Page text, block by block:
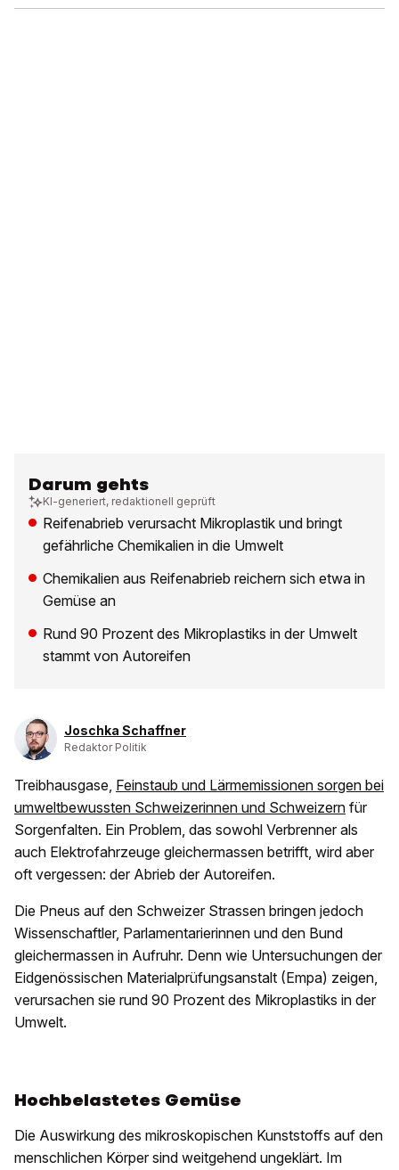
Darum gehts
KI-generiert, redaktionell geprüft
Reifenabrieb verursacht Mikroplastik und bringt
gefährliche Chemikalien in die Umwelt
Chemikalien aus Reifenabrieb reichern sich etwa in
Gemüse an
Rund 90 Prozent des Mikroplastiks in der Umwelt
stammt von Autoreifen
Joschka Schaffner
Redaktor Politik
Treibhausgase, Feinstaub und Lärmemissionen sorgen bei
umweltbewussten Schweizerinnen und Schweizern für
Sorgenfalten. Ein Problem, das sowohl Verbrenner als
auch Elektrofahrzeuge gleichermassen betrifft, wird aber
oft vergessen: der Abrieb der Autoreifen.
Die Pneus auf den Schweizer Strassen bringen jedoch
Wissenschaftler, Parlamentarierinnen und den Bund
gleichermassen in Aufruhr. Denn wie Untersuchungen der
Eidgenössischen Materialprüfungsanstalt (Empa) zeigen,
verursachen sie rund 90 Prozent des Mikroplastiks in der
Umwelt.
Hochbelastetes Gemüse
Die Auswirkung des mikroskopischen Kunststoffs auf den
menschlichen Körper sind weitgehend ungeklärt. Im